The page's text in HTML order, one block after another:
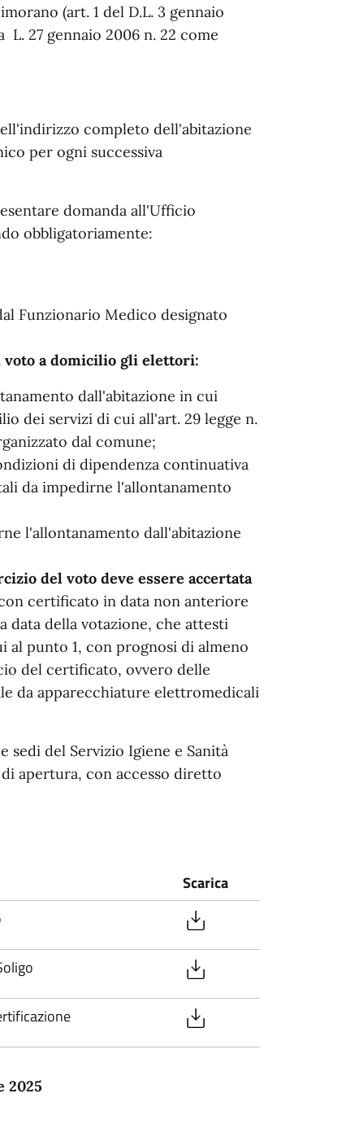
(art. 1 del D.L. 3 gennaio
27 gennaio 2006 n. 22 come
completo dell'abitazione
per ogni successiva
domanda all'Ufficio
obbligatoriamente:
Funzionario Medico designato
a domicilio gli elettori:
dall'abitazione in cui
dei servizi di cui all'art. 29 legge n.
dal comune;
di dipendenza continuativa
da impedirne l'allontanamento
l'allontanamento dall'abitazione
del voto deve essere accertata
certificato in data non anteriore
data della votazione, che attesti
punto 1, con prognosi di almeno
del certificato, ovvero delle
da apparecchiature elettromedicali
del Servizio Igiene e Sanità
apertura, con accesso diretto
Scarica
2025